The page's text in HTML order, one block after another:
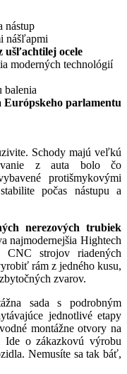
nástup
nášľapmi
ušľachtilej ocele
moderných technológií
balenia
parlamentu
Schody majú veľkú
z auta bolo čo
protišmykovými
počas nástupu a
nerezových trubiek
najmodernejšia Hightech
CNC strojov riadených
rám z jedného kusu,
zvarov.
sada s podrobným
jednotlivé etapy
montážne otvory na
Ide o zákazkovú výrobu
Nemusíte sa tak báť,